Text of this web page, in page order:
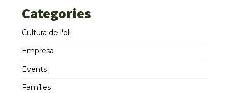
Categories
Cultura de l'oli
Empresa
Events
Famílies